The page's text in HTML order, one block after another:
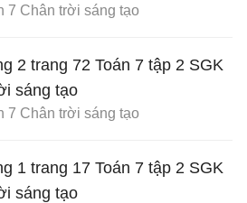
7 Chân trời sáng tạo
2 trang 72 Toán 7 tập 2 SGK
sáng tạo
7 Chân trời sáng tạo
1 trang 17 Toán 7 tập 2 SGK
sáng tạo